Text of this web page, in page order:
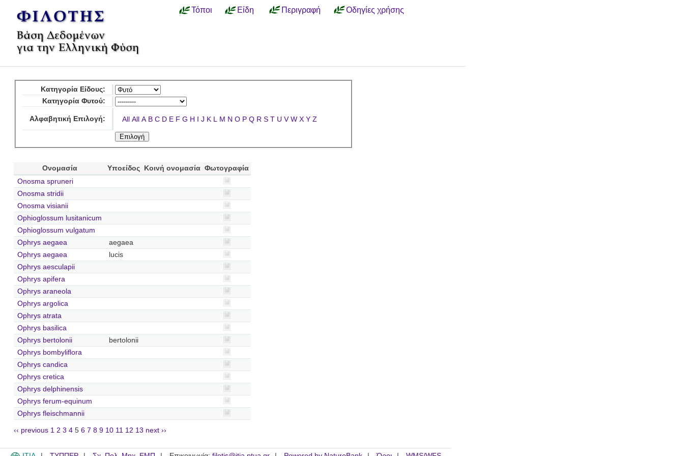
Τόποι Είδη Περιγραφή Οδηγίες χρήσης
Κατηγορία Είδους:
Κατηγορία Φυτού:
Αλφαβητική Επιλογή: All All A B C D E F G H I J K L M N O P Q R S T U V W X Y Z
Ονομασία Υποείδος Κοινή ονομασία Φωτογραφία
Onosma spruneri
Onosma stridii
Onosma visianii
Ophioglossum lusitanicum
Ophioglossum vulgatum
Ophrys aegaea
aegaea
Ophrys aegaea
lucis
Ophrys aesculapii
Ophrys apifera
Ophrys araneola
Ophrys argolica
Ophrys atrata
Ophrys basilica
Ophrys bertolonii
bertolonii
Ophrys bombyliflora
Ophrys candica
Ophrys cretica
Ophrys delphinensis
Ophrys ferum-equinum
Ophrys fleischmannii
‹‹ previous 1 2 3 4 5 6 7 8 9 10 11 12 13 next ››